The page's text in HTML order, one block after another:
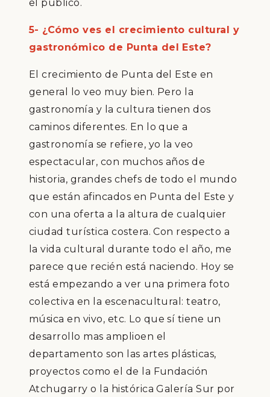
el público.
5- ¿Cómo ves el crecimiento cultural y
gastronómico de Punta del Este?
El crecimiento de Punta del Este en
general lo veo muy bien. Pero la
gastronomía y la cultura tienen dos
caminos diferentes. En lo que a
gastronomía se refiere, yo la veo
espectacular, con muchos años de
historia, grandes chefs de todo el mundo
que están afincados en Punta del Este y
con una oferta a la altura de cualquier
ciudad turística costera. Con respecto a
la vida cultural durante todo el año, me
parece que recién está naciendo. Hoy se
estáempezando a ver una primera foto
colectiva en la escenacultural: teatro,
música en vivo, etc. Lo que sí tiene un
desarrollo mas amplioen el
departamentoson las artes pl ásticas,
proyectos como el de la Fundación
Atchugarry o la histórica Galería Sur por